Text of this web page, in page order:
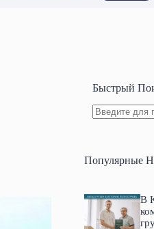
Быстрый
Популярные
В